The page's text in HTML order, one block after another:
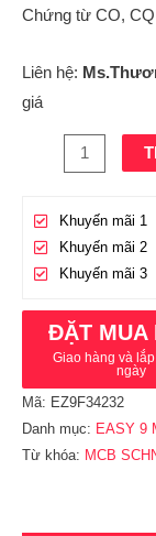
Chứng từ CO,
Liên hệ:
giá
Khuyến mãi 1
Khuyến mãi 2
Khuyến mãi 3
ĐẶT MUA
Giao hàng và
ngày
Mã: EZ9F34232
Danh mục: EASY 9
Từ khóa: MCB